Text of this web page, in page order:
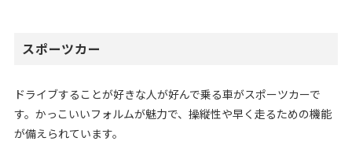
スポーツカー
ドライブすることが好きな人が好んで乗る車がスポーツカーで
す。かっこいいフォルムが魅力で、操縦性や早く走るための機能
が備えられています。